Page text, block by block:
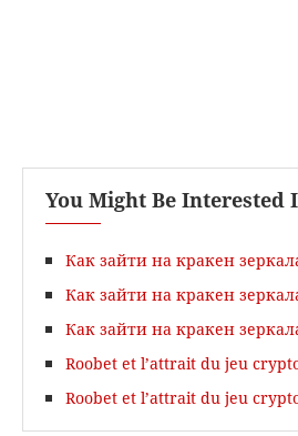
You Might Be Interested
Как зайти на кракен
Как зайти на кракен
Как зайти на кракен
Roobet et l’attrait du jeu
Roobet et l’attrait du jeu